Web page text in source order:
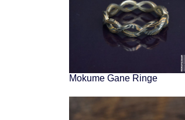
Mokume Gane Ringe